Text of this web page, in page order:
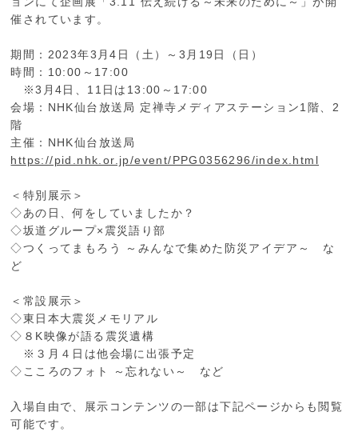
催されています。
期間：2023年3月4日（土）～3月19日（日）
時間：10:00～17:00
※3月4日、11日は13:00～17:00
会場：NHK仙台放送局 定禅寺メディアステーション1階、2
階
主催：NHK仙台放送局
https://pid.nhk.or.jp/event/PPG0356296/index.html
＜特別展示＞
◇あの日、何をしていましたか？
◇坂道グループ×震災語り部
◇つくってまもろう ～みんなで集めた防災アイデア～ な
ど
＜常設展示＞
◇東日本大震災メモリアル
◇８K映像が語る震災遺構
※３月４日は他会場に出張予定
◇こころのフォト ～忘れない～ など
入場自由で、展示コンテンツの一部は下記ページからも閲覧
可能です。